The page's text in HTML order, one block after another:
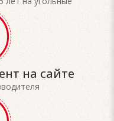
на сайте